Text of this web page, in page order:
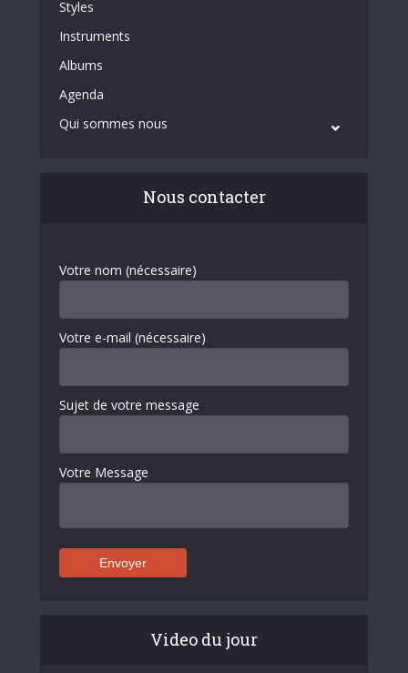
Styles
Instruments
Albums
Agenda
Qui sommes nous
Nous contacter
Votre nom (nécessaire)
Votre e-mail (nécessaire)
Sujet de votre message
Votre Message
Video du jour